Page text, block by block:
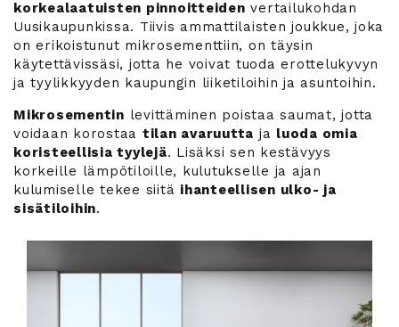
korkealaatuisten pinnoitteiden vertailukohdan
Uusikaupunkissa. Tiivis ammattilaisten joukkue, joka
on erikoistunut mikrosementtiin, on täysin
käytettävissäsi, jotta he voivat tuoda erottelukyvyn
ja tyylikkyyden kaupungin liiketiloihin ja asuntoihin.
Mikrosementin levittäminen poistaa saumat, jotta
voidaan korostaa tilan avaruutta ja luoda omia
koristeellisia tyylejä. Lisäksi sen kestävyys
korkeille lämpötiloille, kulutukselle ja ajan
kulumiselle tekee siitä ihanteellisen ulko- ja
sisätiloihin.